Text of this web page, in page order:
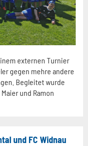
externen Turnier
gegen mehre andere
Begleitet wurde
und Ramon
und FC Widnau